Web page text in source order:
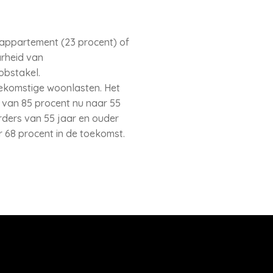
(23 procent) of
van
woonlasten. Het
85 procent nu naar 55
van 55 jaar en ouder
procent in de toekomst.